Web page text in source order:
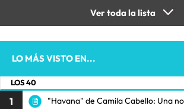
Ver toda la lista
LO MÁS VISTO EN...
LOS 40
1 "Havana" de Camila Cabello: Una